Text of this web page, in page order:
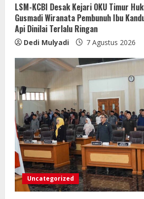
LSM-KCBI Desak Kejari OKU Timur
Gusmadi Wiranata Pembunuh Ibu
Api Dinilai Terlalu Ringan
Dedi Mulyadi 7 Agustus 2026
Uncategorized